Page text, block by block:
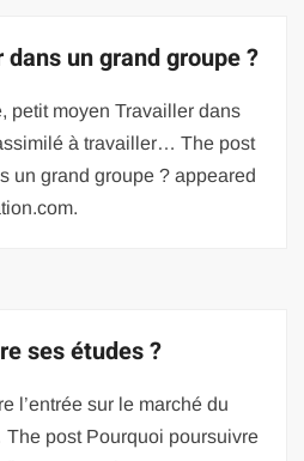
un grand groupe ?
petit moyen Travailler dans
à travailler… The post
un grand groupe ? appeared
ses études ?
l’entrée sur le marché du
post Pourquoi poursuivre